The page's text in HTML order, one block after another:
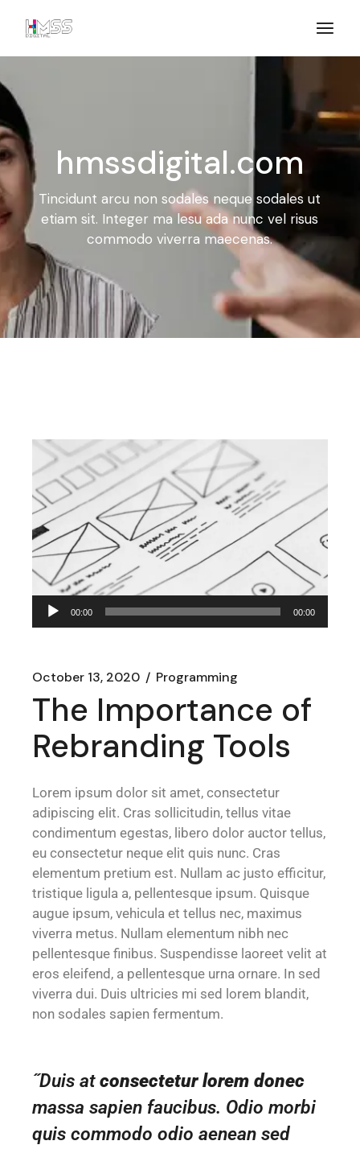
hmssdigital.com
Tincidunt arcu non sodales neque sodales ut
etiam sit. Integer ma lesu ada nunc vel risus
commodo viverra maecenas.
Audio
Player
00:00 00:00
October 13, 2020 Programming
The Importance of
Rebranding Tools
Lorem ipsum dolor sit amet, consectetur
adipiscing elit. Cras sollicitudin, tellus vitae
condimentum egestas, libero dolor auctor tellus,
eu consectetur neque elit quis nunc. Cras
elementum pretium est. Nullam ac justo efficitur,
tristique ligula a, pellentesque ipsum. Quisque
augue ipsum, vehicula et tellus nec, maximus
viverra metus. Nullam elementum nibh nec
pellentesque finibus. Suspendisse laoreet velit at
eros eleifend, a pellentesque urna ornare. In sed
viverra dui. Duis ultricies mi sed lorem blandit,
non sodales sapien fermentum.
˝Duis atconsectetur lorem donec
massa sapien faucibus. Odio morbi
quis commodo odio aenean sed